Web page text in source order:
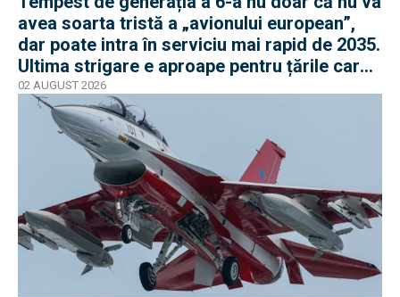
avea soarta tristă a „avionului european”,
dar poate intra în serviciu mai rapid de 2035.
Ultima strigare e aproape pentru țările care
vor în program
02 AUGUST 2026